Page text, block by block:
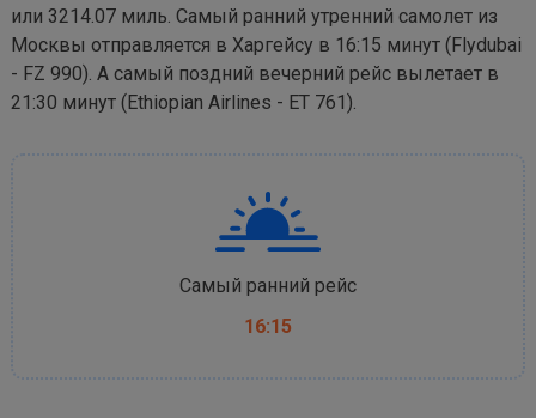
или 3214.07 миль. Самый ранний утренний самолет из
Москвы отправляется в Харгейсу в 16:15 минут (Flydubai
- FZ 990). А самый поздний вечерний рейс вылетает в
21:30 минут (Ethiopian Airlines - ET 761).
Самый ранний рейс
16:15